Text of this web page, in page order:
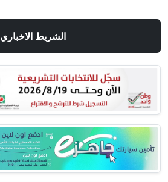
الشريط الاخباري